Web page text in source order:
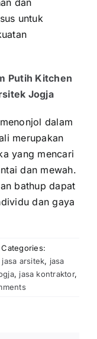
untuk
Putih Kitchen
Jogja
dalam
merupakan
yang mencari
dan mewah.
bathup dapat
dan gaya
Categories:
jasa arsitek, jasa
, jasa kontraktor,